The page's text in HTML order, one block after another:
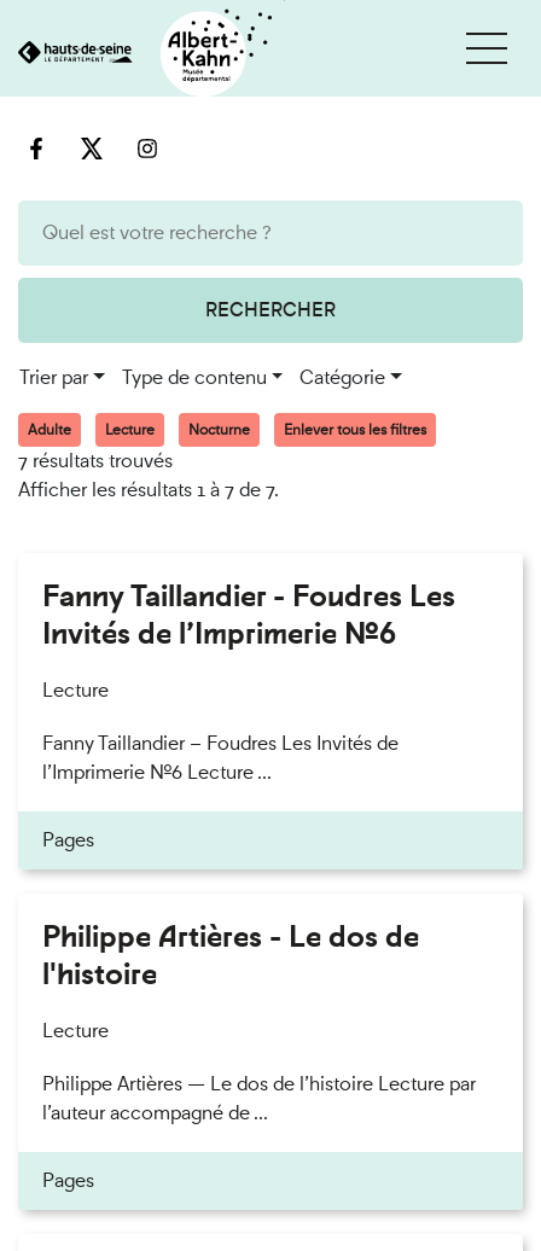
au
RECHERCHER
Trier par Type de contenu Catégorie
Adulte Lecture Nocturne Enlever tous les filtres
7 résultats trouvés
Afficher les résultats 1 à 7 de 7.
Fanny Taillandier - Foudres Les
Invités de l’Imprimerie n°6
Lecture
Fanny Taillandier – Foudres Les Invités de
l’Imprimerie n°6 Lecture ...
Pages
Philippe Artières - Le dos de
l'histoire
Lecture
Philippe Artières — Le dos de l’histoire Lecture par
l’auteur accompagné de ...
Pages
Cookies et traceurs utilisés sur ce site